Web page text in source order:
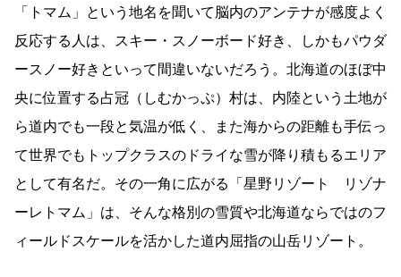
「トマム」という地名を聞いて脳内のアンテナが感度よく
反応する人は、スキー・スノーボード好き、しかもパウダ
ースノー好きといって間違いないだろう。北海道のほぼ中
央に位置する占冠（しむかっぷ）村は、内陸という土地が
ら道内でも一段と気温が低く、また海からの距離も手伝っ
て世界でもトップクラスのドライな雪が降り積もるエリア
として有名だ。その一角に広がる「星野リゾート リゾナ
ーレトマム」は、そんな格別の雪質や北海道ならではのフ
ィールドスケールを活かした道内屈指の山岳リゾート。